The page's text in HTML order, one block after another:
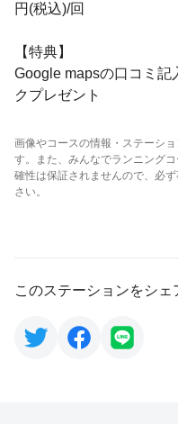
円(税込)/回
【特典】
Google mapsの口コミ記
クプレゼント
画像やコースの情報・ステーシ
す。また、みんなでランニング
確性は保証されませんので、必
さい。
このステーションをシェ